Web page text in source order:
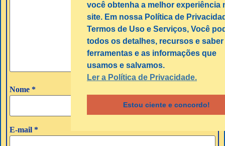
Nome *
E-mail *
você obtenha a melhor experiência
site. Em nossa Política de
Termos de Uso e Serviços, Você
todos os detalhes, recursos e saber
ferramentas e as informações que
usamos e salvamos.
Ler a Política de Privacidade.
Estou ciente e concordo!